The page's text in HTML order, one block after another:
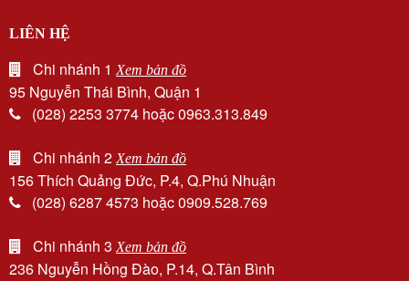
LIÊN HỆ
Chi nhánh 1Xem bản đồ
95 Nguyễn Thái Bình, Quận 1
(028) 2253 3774 hoặc 0963.313.849
Chi nhánh 2Xem bản đồ
156 Thích Quảng Đức, P.4, Q.Phú Nhuận
(028) 6287 4573 hoặc 0909.528.769
Chi nhánh 3Xem bản đồ
236 Nguyễn Hồng Đào, P.14, Q.Tân Bình